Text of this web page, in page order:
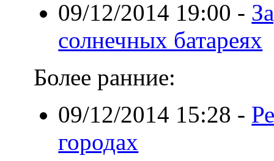
09/12/2014 19:00 -
солнечных батареях
Более ранние:
09/12/2014 15:28 -
городах